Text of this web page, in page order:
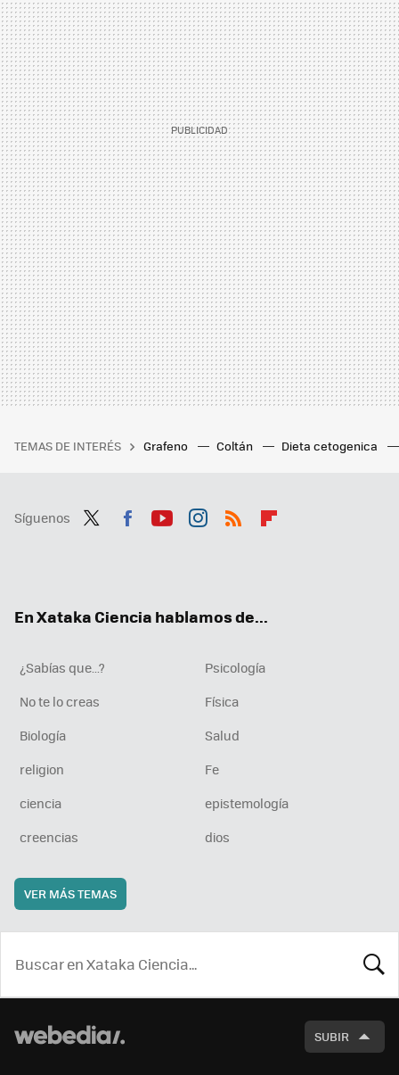
TEMAS DE INTERÉS Grafeno Coltán Dieta cetogenica
Síguenos
En Xataka Ciencia hablamos de...
¿Sabías que...?
Psicología
No te lo creas
Física
Biología
Salud
religion
Fe
ciencia
epistemología
creencias
dios
VER MÁS TEMAS
SUBIR